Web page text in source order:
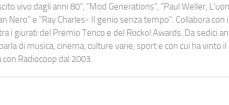
vivo dagli anni 80", "Mod Generations", "Paul Weller,
Nero" e "Ray Charles- Il genio senza tempo". Collabora con i
i giurati del Premio Tenco e del Rockol Awards. Da sedici
di musica, cinema, culture varie, sport e con cui ha vinto
Radiocoop dal 2003.